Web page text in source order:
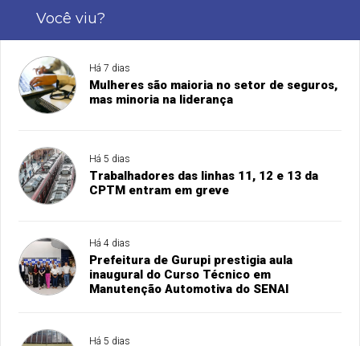
Você viu?
Há 7 dias
Mulheres são maioria no setor de seguros,
mas minoria na liderança
Há 5 dias
Trabalhadores das linhas 11, 12 e 13 da
CPTM entram em greve
Há 4 dias
Prefeitura de Gurupi prestigia aula
inaugural do Curso Técnico em
Manutenção Automotiva do SENAI
Há 5 dias